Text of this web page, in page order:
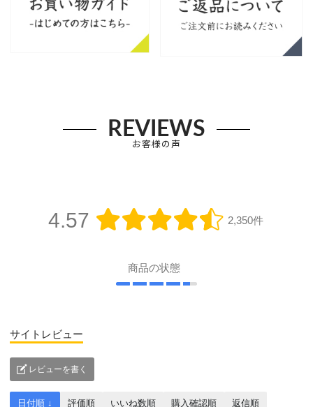
REVIEWS
お客様の声
4.57 2,350件
商品の状態
サイトレビュー
レビューを書く
日付順 ↓ 評価順 いいね数順 購入確認順 返信順